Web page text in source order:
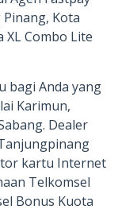
Kota
XL Combo Lite
bagi Anda yang
Karimun,
Dealer
kartu Internet
Telkomsel
Bonus Kuota